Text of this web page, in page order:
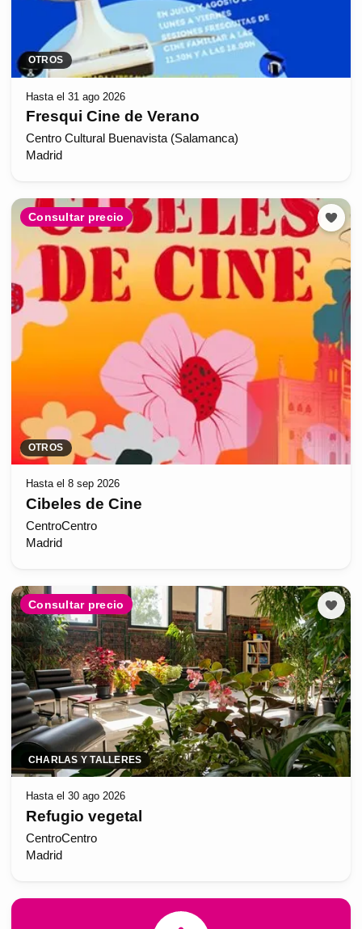
OTROS
Hasta el 31 ago 2026
Fresqui Cine de Verano
Centro Cultural Buenavista (Salamanca)
Madrid
Consultar precio
OTROS
Hasta el 8 sep 2026
Cibeles de Cine
CentroCentro
Madrid
Consultar precio
CHARLAS Y TALLERES
Hasta el 30 ago 2026
Refugio vegetal
CentroCentro
Madrid